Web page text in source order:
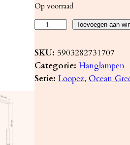
Op voorraad
n
g
l
Toevoegen aan
SKU: 5903282731707
Categorie: Hanglampen
Serie: Loopez, Ocean